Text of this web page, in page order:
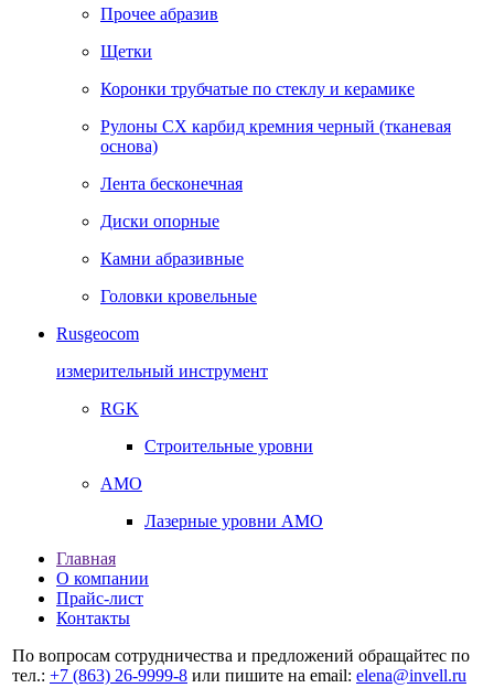
Прочее абразив
Щетки
Коронки трубчатые по стеклу и керамике
Рулоны CX карбид кремния черный (тканевая
основа)
Лента бесконечная
Диски опорные
Камни абразивные
Головки кровельные
Rusgeocom
измерительный инструмент
RGK
Строительные уровни
AMO
Лазерные уровни AMO
Главная
О компании
Прайс-лист
Контакты
По вопросам сотрудничества и предложений обращайтес по
тел.: +7 (863) 26‐9999‐8 или пишите на email: elena@invell.ru